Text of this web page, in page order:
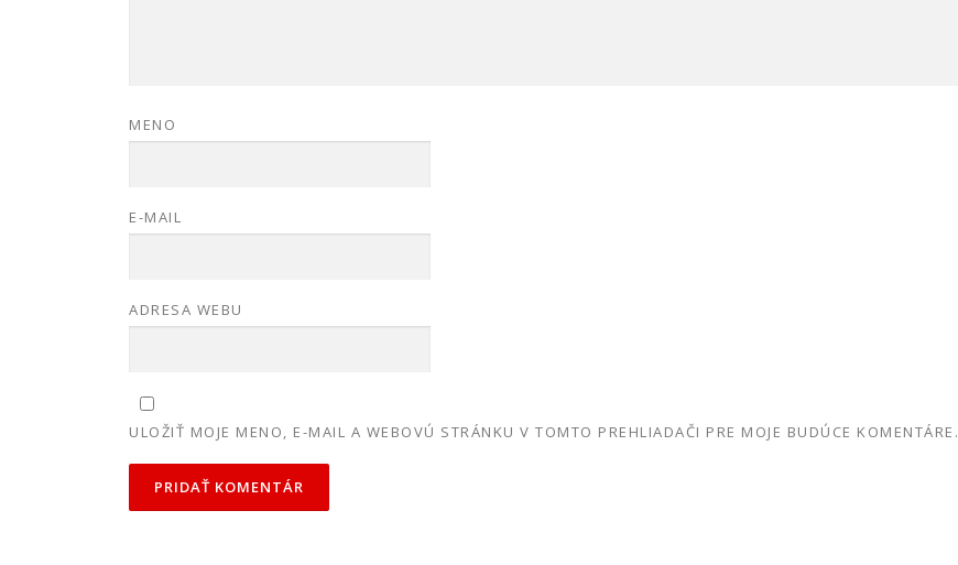
MENO
E-MAIL
ADRESA WEBU
ULOŽIŤ MOJE MENO, E-MAIL A WEBOVÚ STRÁNKU V TOMTO PREHLIADAČI PRE MOJE BUDÚCE KOMENTÁRE.